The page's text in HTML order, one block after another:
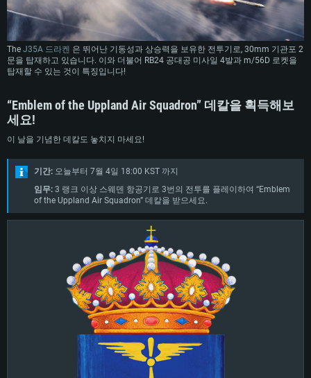
시스템 요구사항
PC
Linux
최소사양
프로세서: 2.2 GHz 듀얼코어 이상
그래픽 카드: DirectX 11 이상을 지원하는 AMD Radeon 77XX / NVIDIA
GeForce GT 660. 최소 사양 해상도: 720p
네트워크: 브로드밴드 인터넷
여유 저장 공간: 22.1 GB (최소 클라이언트)
최소사양
프로세서: 최소 2.2 GHz의 Core i5 (Intel Xeon 은 지원하지 않습니다)
그래픽 카드: Metal 을 지원하는 Intel Iris Pro 5200 (Mac), 혹은 이와 비슷한 성
능을 가지는 Mac 버전의 AMD/Nvidia. 최소 해상도: 720p
네트워크: 브로드밴드 인터넷
여유 저장 공간: 22.1 GB (최소 클라이언트)
최소사양
프로세서: 2.4 GHz 듀얼코어
그래픽 카드: Vulkan 을 지원하고, 최신 그래픽 드라이버를 지원하는 NVIDIA
660 (6개월 미만) 혹은 그와 동급의 성능을 가지며 최신 그래픽 드라이버를 지
원하는 AMD (6개월 미만; 최소사양 지원 해상도 720p)
네트워크: 브로드밴드 인터넷
여유 저장 공간: 22.1 GB (최소 클라이언트)
The J35A 드라켄 은 뛰어난 기동성과 상승력을 보유한 전투기로, 30mm 기관포 2
문을 탑재하고 있습니다. 이와 더불어 RB24 공대공 미사일 4발과 m/56D 로켓을
탑재할 수 있는 것이 특징입니다!
“Emblem of the Uppland Air Squadron” 데칼을 획득해보
세요!
이 날을 기념한 데칼도 놓치지 마세요!
기간: 오늘부터 7월 4일 18:00 KST 까지
임무: 3 랭크 이상 스웨덴 항공기로 3번의 전투를 플레이하여 “Emblem
of the Uppland Air Squadron” 데칼을 받으세요.